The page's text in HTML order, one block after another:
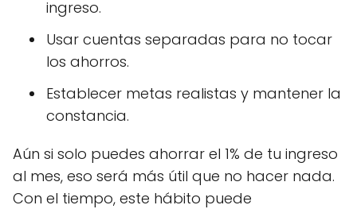
ingreso.
Usar cuentas separadas para no tocar
los ahorros.
Establecer metas realistas y mantener la
constancia.
Aún si solo puedes ahorrar el 1% de tu ingreso
al mes, eso será más útil que no hacer nada.
Con el tiempo, este hábito puede